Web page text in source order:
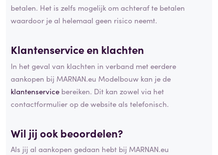
betalen. Het is zelfs mogelijk om achteraf te betalen
waardoor je al helemaal geen risico neemt.
Klantenservice en klachten
In het geval van klachten in verband met eerdere
aankopen bij MARNAN.eu Modelbouw kan je de
klantenservice bereiken. Dit kan zowel via het
contactformulier op de website als telefonisch.
Wil jij ook beoordelen?
Als jij al aankopen gedaan hebt bij MARNAN.eu